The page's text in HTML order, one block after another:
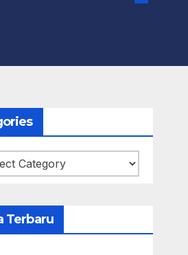
Terbaru